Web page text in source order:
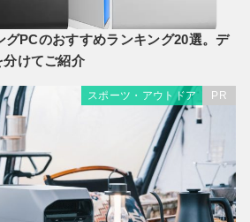
グPCのおすすめランキング20選。デ
分けてご紹介
スポーツ・アウトドア PR